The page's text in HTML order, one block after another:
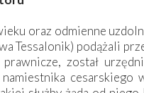
oraz odmienne
Tessalonik) podążali
został
cesarskiego